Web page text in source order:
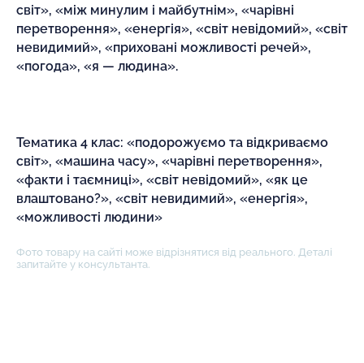
світ», «між минулим і майбутнім», «чарівні
перетворення», «енергія», «світ невідомий», «світ
невидимий», «приховані можливості речей»,
«погода», «я — людина».
Тематика 4 клас: «подорожуємо та відкриваємо
світ», «машина часу», «чарівні перетворення»,
«факти і таємниці», «світ невідомий», «як це
влаштовано?», «світ невидимий», «енергія»,
«можливості людини»
Фото товару на сайті може відрізнятися від реального. Деталі
запитайте у консультанта.